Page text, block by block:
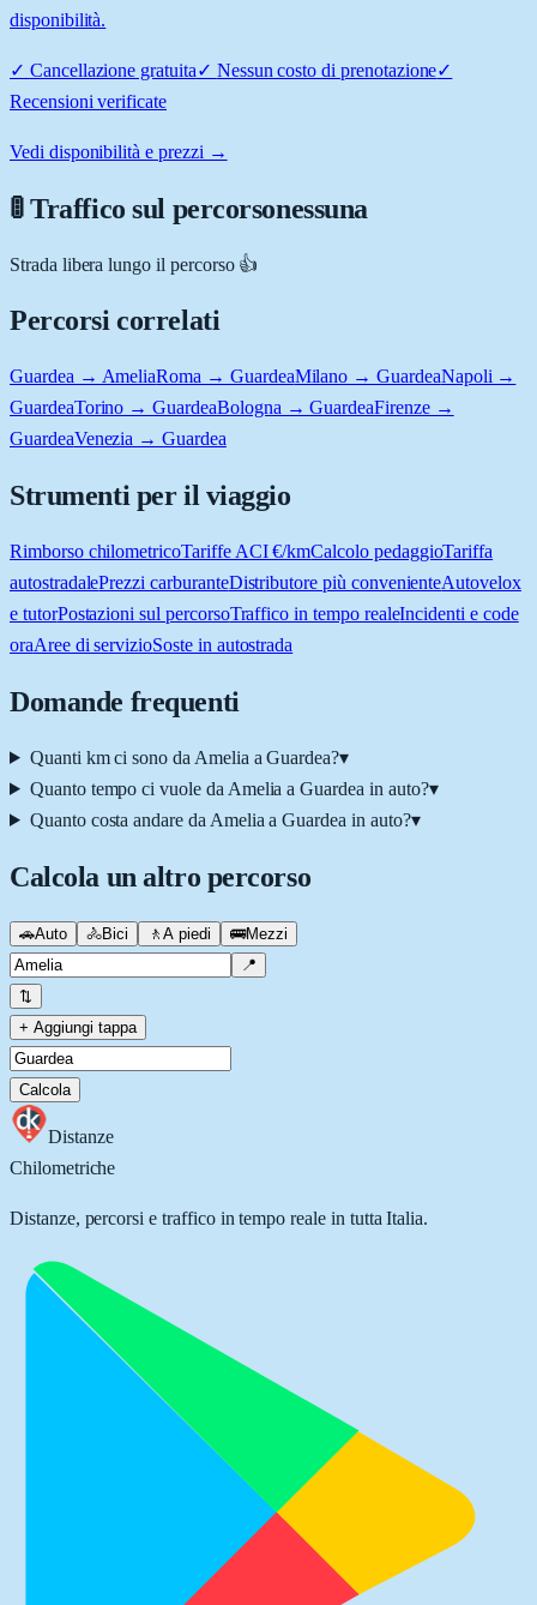
disponibilità.
✓ Cancellazione gratuita✓ Nessun costo di prenotazione✓
Recensioni verificate
Vedi disponibilità e prezzi →
🚦 Traffico sul percorsonessuna
Strada libera lungo il percorso 👍
Percorsi correlati
Guardea → AmeliaRoma → GuardeaMilano → GuardeaNapoli →
GuardeaTorino → GuardeaBologna → GuardeaFirenze →
GuardeaVenezia → Guardea
Strumenti per il viaggio
Rimborso chilometricoTariffe ACI €/kmCalcolo pedaggioTariffa
autostradalePrezzi carburanteDistributore più convenienteAutovelox
e tutorPostazioni sul percorsoTraffico in tempo realeIncidenti e code
oraAree di servizioSoste in autostrada
Domande frequenti
Quanti km ci sono da Amelia a Guardea?▾
Quanto tempo ci vuole da Amelia a Guardea in auto?▾
Quanto costa andare da Amelia a Guardea in auto?▾
Calcola un altro percorso
🚗Auto 🚴Bici 🚶 A piedi 🚌Mezzi
📍
⇅
+ Aggiungi tappa
Calcola
Distanze
Chilometriche
Distanze, percorsi e traffico in tempo reale in tutta Italia.